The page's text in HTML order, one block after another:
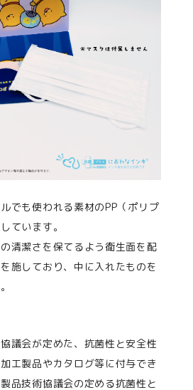
でも使われる素材のPP（ポリプ
ています。
清潔さを保てるよう衛生面を配
施しており、中に入れたものを
議会が定めた、抗菌性と安全性
工製品やカタログ等に付与でき
品技術協議会の定める抗菌性と